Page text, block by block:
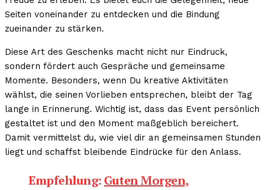
Seiten voneinander zu entdecken und die Bindung
zueinander zu stärken.
Diese Art des Geschenks macht nicht nur Eindruck,
sondern fördert auch Gespräche und gemeinsame
Momente. Besonders, wenn Du kreative Aktivitäten
wählst, die seinen Vorlieben entsprechen, bleibt der Tag
lange in Erinnerung. Wichtig ist, dass das Event persönlich
gestaltet ist und den Moment maßgeblich bereichert.
Damit vermittelst du, wie viel dir an gemeinsamen Stunden
liegt und schaffst bleibende Eindrücke für den Anlass.
Empfehlung: Guten Morgen,